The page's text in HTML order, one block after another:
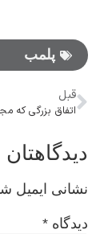
پلمب
قبل
اتفاق بزرگی که
نشانی ایمیل
دیدگاه *